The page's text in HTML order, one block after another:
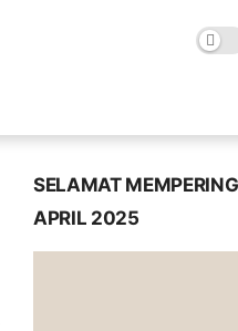
SELAMAT
APRIL 2025